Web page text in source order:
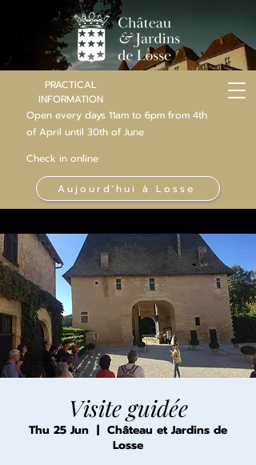
PRACTICAL
INFORMATION
Open every days 11am to 6pm from 4th
of April until 30th of June
Check in online
Aujourd'hui à Losse
Visite guidée
Thu 25 Jun
  |
Château et Jardins de
Losse